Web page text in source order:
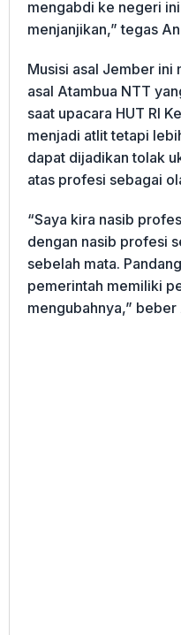
mengabdi ke negeri
menjanjikan,” tegas
Musisi asal Jember ini
asal Atambua NTT
saat upacara HUT RI
menjadi atlit tetapi
dapat dijadikan tolak
atas profesi sebagai
“Saya kira nasib
dengan nasib profesi
sebelah mata.
pemerintah memiliki
mengubahnya,” beber